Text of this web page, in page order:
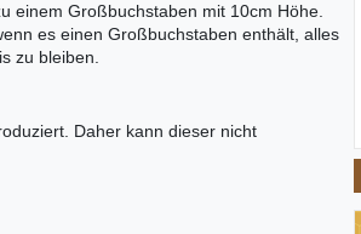
einem Großbuchstaben mit 10cm Höhe.
es einen Großbuchstaben enthält, alles
zu bleiben.
Daher kann dieser nicht